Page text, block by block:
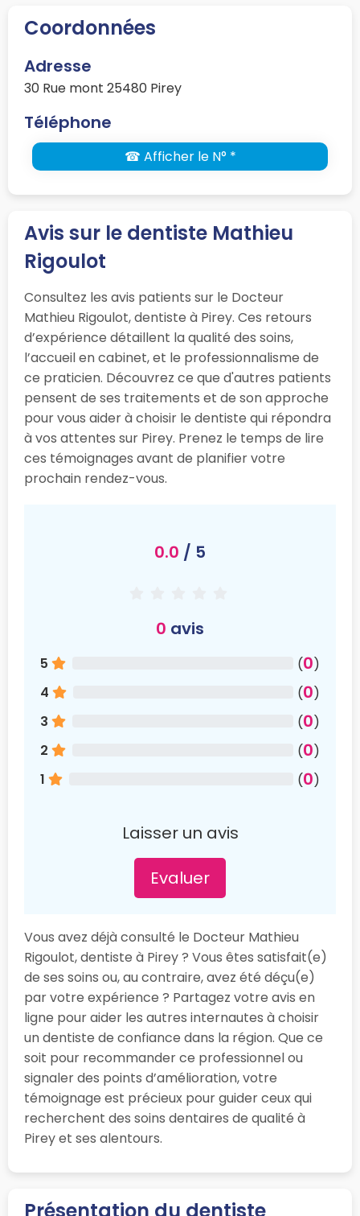
Coordonnées
Adresse
30 Rue mont 25480 Pirey
Téléphone
☎ Afficher le N° *
Avis sur le dentiste Mathieu
Rigoulot
Consultez les avis patients sur le Docteur
Mathieu Rigoulot, dentiste à Pirey. Ces retours
d’expérience détaillent la qualité des soins,
l’accueil en cabinet, et le professionnalisme de
ce praticien. Découvrez ce que d'autres patients
pensent de ses traitements et de son approche
pour vous aider à choisir le dentiste qui répondra
à vos attentes sur Pirey. Prenez le temps de lire
ces témoignages avant de planifier votre
prochain rendez-vous.
0.0 / 5
0 avis
5 (0)
4
(0)
3
(0)
2
(0)
1
(0)
Laisser un avis
Evaluer
Vous avez déjà consulté le Docteur Mathieu
Rigoulot, dentiste à Pirey ? Vous êtes satisfait(e)
de ses soins ou, au contraire, avez été déçu(e)
par votre expérience ? Partagez votre avis en
ligne pour aider les autres internautes à choisir
un dentiste de confiance dans la région. Que ce
soit pour recommander ce professionnel ou
signaler des points d’amélioration, votre
témoignage est précieux pour guider ceux qui
recherchent des soins dentaires de qualité à
Pirey et ses alentours.